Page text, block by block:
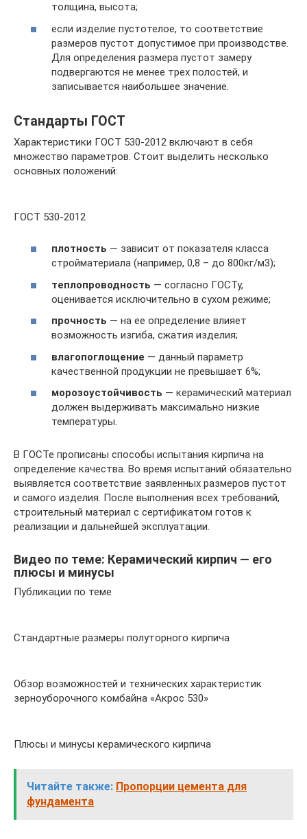
толщина, высота;
если изделие пустотелое, то соответствие
размеров пустот допустимое при производстве.
Для определения размера пустот замеру
подвергаются не менее трех полостей, и
записывается наибольшее значение.
Стандарты ГОСТ
Характеристики ГОСТ 530-2012 включают в себя
множество параметров. Стоит выделить несколько
основных положений:
ГОСТ 530-2012
плотность — зависит от показателя класса
стройматериала (например, 0,8 – до 800кг/м3);
теплопроводность — согласно ГОСТу,
оценивается исключительно в сухом режиме;
прочность — на ее определение влияет
возможность изгиба, сжатия изделия;
влагопоглощение — данный параметр
качественной продукции не превышает 6%;
морозоустойчивость — керамический материал
должен выдерживать максимально низкие
температуры.
В ГОСТе прописаны способы испытания кирпича на
определение качества. Во время испытаний обязательно
выявляется соответствие заявленных размеров пустот
и самого изделия. После выполнения всех требований,
строительный материал с сертификатом готов к
реализации и дальнейшей эксплуатации.
Видео по теме: Керамический кирпич — его
плюсы и минусы
Публикации по теме
Стандартные размеры полуторного кирпича
Обзор возможностей и технических характеристик
зерноуборочного комбайна «Акрос 530»
Плюсы и минусы керамического кирпича
Читайте также: Пропорции цемента для
фундамента